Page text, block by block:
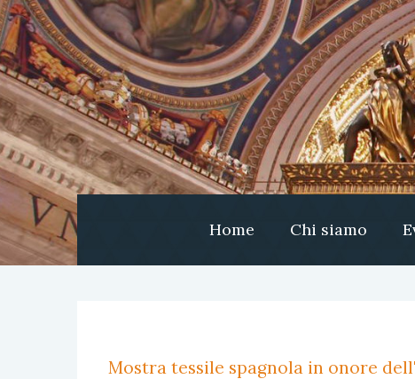
Home Chi siamo
Mostra tessile spagnola in onore